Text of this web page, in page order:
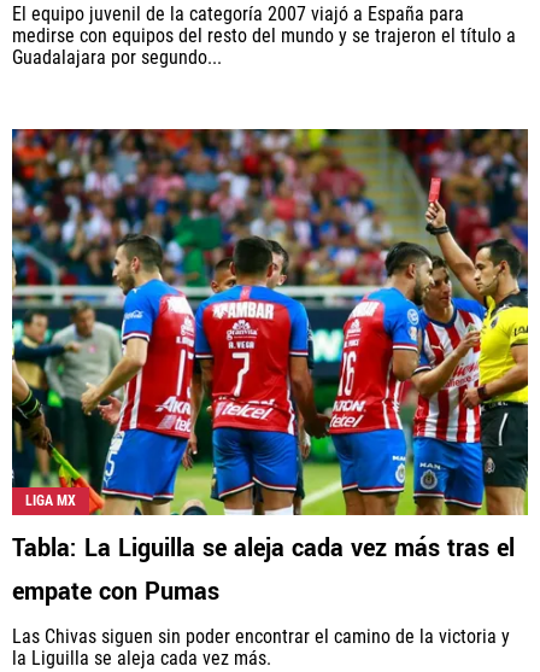
El equipo juvenil de la categoría 2007 viajó a España para
medirse con equipos del resto del mundo y se trajeron el título a
Guadalajara por segundo...
LIGA MX
Tabla: La Liguilla se aleja cada vez más tras el
empate con Pumas
Las Chivas siguen sin poder encontrar el camino de la victoria y
la Liguilla se aleja cada vez más.